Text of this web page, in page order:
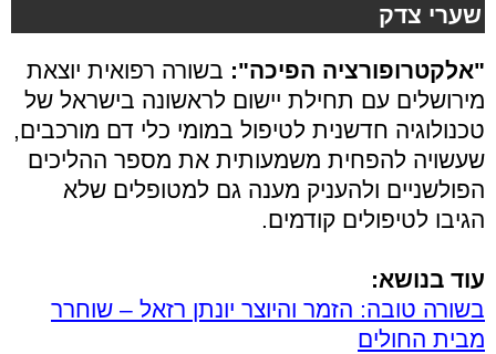
שערי צדק
"אלקטרופורציה הפיכה": בשורה רפואית יוצאת
מירושלים עם תחילת יישום לראשונה בישראל של
טכנולוגיה חדשנית לטיפול במומי כלי דם מורכבים,
שעשויה להפחית משמעותית את מספר ההליכים
הפולשניים ולהעניק מענה גם למטופלים שלא
הגיבו לטיפולים קודמים.
עוד בנושא:
בשורה טובה: הזמר והיוצר יונתן רזאל – שוחרר
מבית החולים